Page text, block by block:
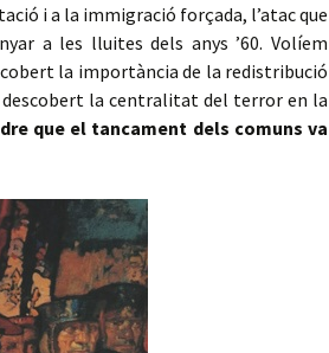
i a la immigració forçada, l’atac que
a les lluites dels anys ’60. Volíem
la importància de la redistribució
descobert la centralitat del terror en la
que el tancament dels comuns va